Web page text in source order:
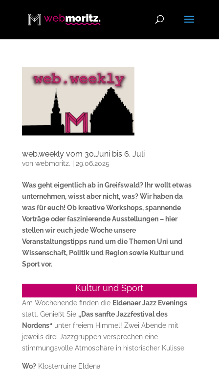
web.weekly vom 30.Juni bis 6. Juli
von webmoritz. 29.06.2025
Was geht eigentlich ab in Greifswald? Ihr wollt etwas
unternehmen, wisst aber nicht, was? Wir haben da
was für euch! Ob kreative Workshops, spannende
Vorträge oder faszinierende Ausstellungen – hier
stellen wir euch jede Woche unsere
Veranstaltungstipps rund um die Themen Uni und
Wissenschaft, Politik und Region sowie Kultur und
Sport vor.
Kultur und Sport
Am Wochenende finden die Eldenaer Jazz Evenings
statt. Genießt Sie „Das sanfte Jazzfestival des
Nordens“unter freiem Himmel! Zwei Abende mit
jeweils drei Jazzgruppen versprechen eine
stimmungsvolle Atmosphäre in historischer Kulisse
Wo?Klosterruine Eldena